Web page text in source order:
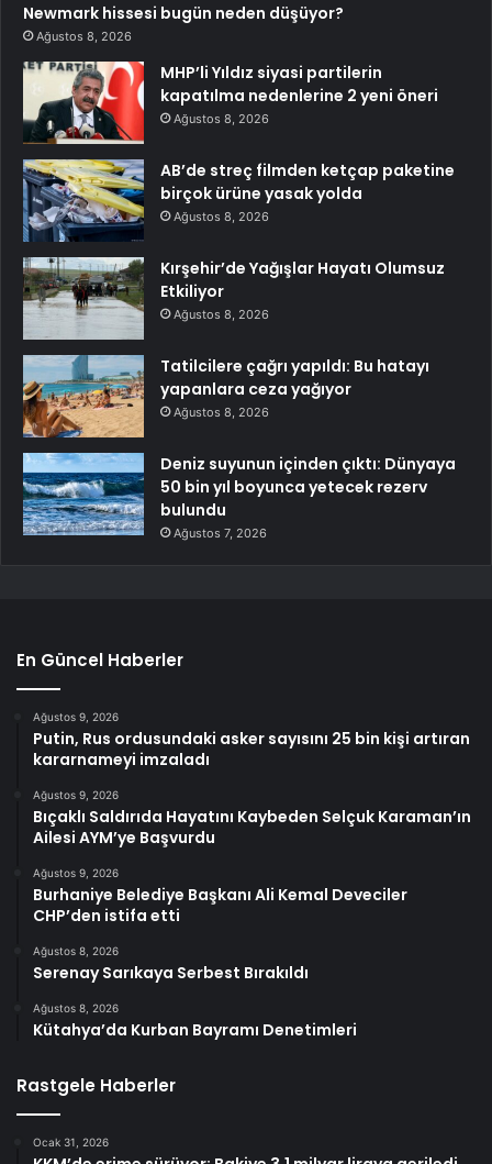
Newmark hissesi bugün neden düşüyor?
Ağustos 8, 2026
MHP’li Yıldız siyasi partilerin
kapatılma nedenlerine 2 yeni öneri
Ağustos 8, 2026
AB’de streç filmden ketçap paketine
birçok ürüne yasak yolda
Ağustos 8, 2026
Kırşehir’de Yağışlar Hayatı Olumsuz
Etkiliyor
Ağustos 8, 2026
Tatilcilere çağrı yapıldı: Bu hatayı
yapanlara ceza yağıyor
Ağustos 8, 2026
Deniz suyunun içinden çıktı: Dünyaya
50 bin yıl boyunca yetecek rezerv
bulundu
Ağustos 7, 2026
En Güncel Haberler
Ağustos 9, 2026
Putin, Rus ordusundaki asker sayısını 25 bin kişi artıran
kararnameyi imzaladı
Ağustos 9, 2026
Bıçaklı Saldırıda Hayatını Kaybeden Selçuk Karaman’ın
Ailesi AYM’ye Başvurdu
Ağustos 9, 2026
Burhaniye Belediye Başkanı Ali Kemal Deveciler
CHP’den istifa etti
Ağustos 8, 2026
Serenay Sarıkaya Serbest Bırakıldı
Ağustos 8, 2026
Kütahya’da Kurban Bayramı Denetimleri
Rastgele Haberler
Ocak 31, 2026